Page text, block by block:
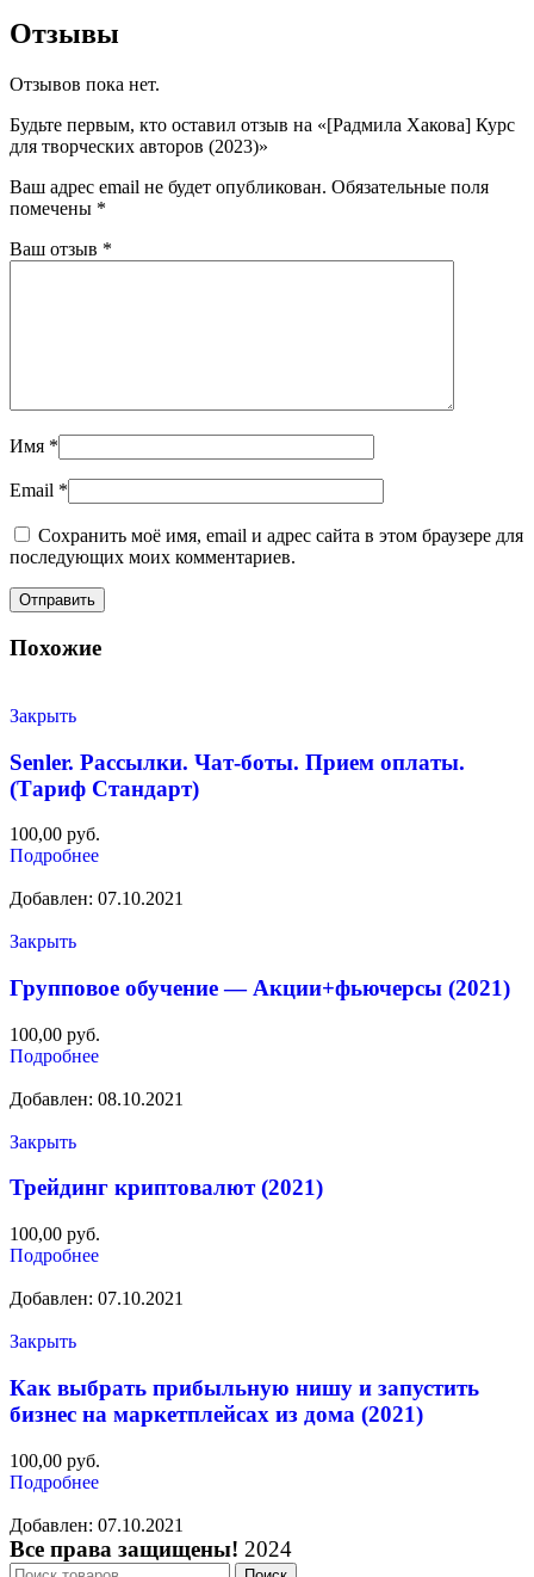
Отзывы
Отзывов пока нет.
Будьте первым, кто оставил отзыв на «[Радмила Хакова] Курс
для творческих авторов (2023)»
Ваш адрес email не будет опубликован. Обязательные поля
помечены *
Ваш отзыв *
Имя *
Email *
Сохранить моё имя, email и адрес сайта в этом браузере для
последующих моих комментариев.
Похожие
Закрыть
Senler. Рассылки. Чат-боты. Прием оплаты.
(Тариф Стандарт)
100,00 руб.
Подробнее
Добавлен: 07.10.2021
Закрыть
Групповое обучение — Акции+фьючерсы (2021)
100,00 руб.
Подробнее
Добавлен: 08.10.2021
Закрыть
Трейдинг криптовалют (2021)
100,00 руб.
Подробнее
Добавлен: 07.10.2021
Закрыть
Как выбрать прибыльную нишу и запустить
бизнес на маркетплейсах из дома (2021)
100,00 руб.
Подробнее
Добавлен: 07.10.2021
Все права защищены! 2024